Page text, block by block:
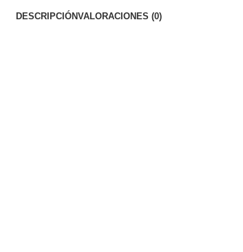
DESCRIPCIÓNVALORACIONES (0)